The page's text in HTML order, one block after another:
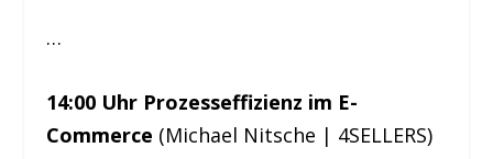
…
14:00 Uhr Prozesseffizienz im E-
Commerce (Michael Nitsche | 4SELLERS)